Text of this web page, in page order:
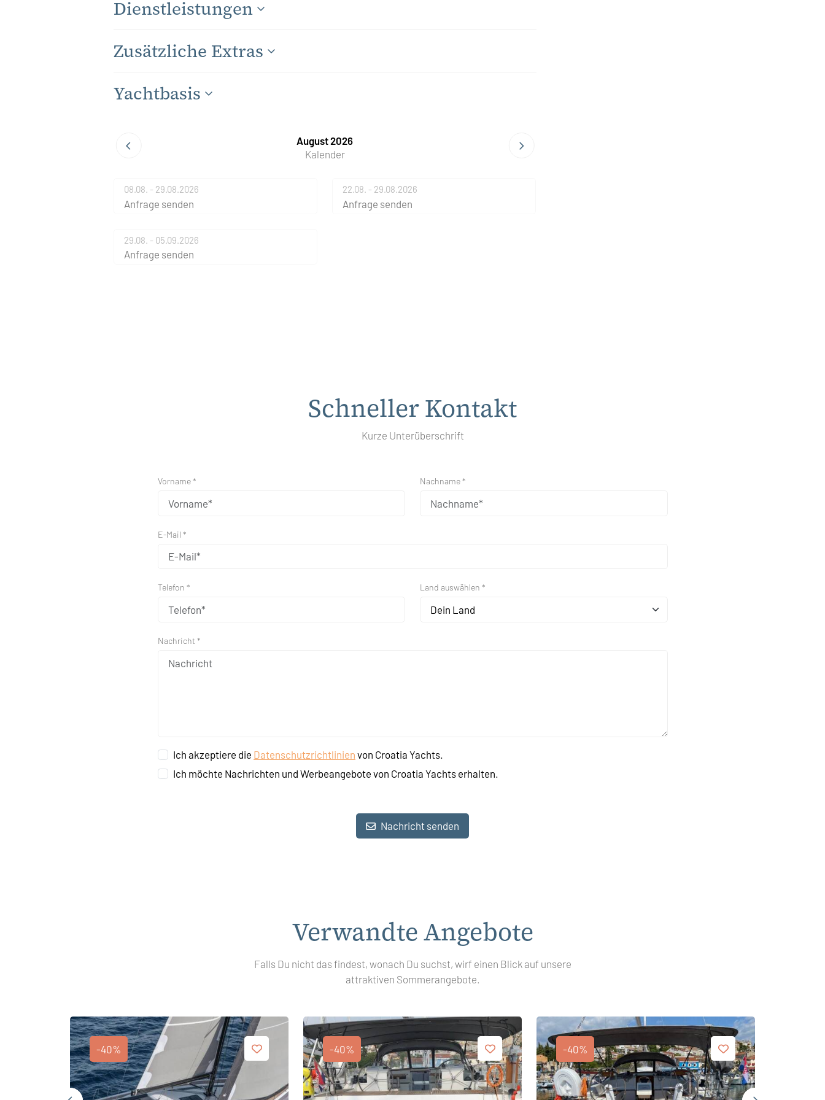
Dienstleistungen
Zusätzliche Extras
Yachtbasis
August 2026
Kalender
08.08. - 29.08.2026
Anfrage senden
22.08. - 29.08.2026
Anfrage senden
29.08. - 05.09.2026
Anfrage senden
Schneller Kontakt
Kurze Unterüberschrift
Vorname * Nachname *
E-Mail *
Telefon * Land auswählen *
Dein Land
Nachricht *
Ich akzeptiere die Datenschutzrichtlinien von Croatia Yachts.
Ich möchte Nachrichten und Werbeangebote von Croatia Yachts erhalten.
Nachricht senden
Verwandte Angebote
Falls Du nicht das findest, wonach Du suchst, wirf einen Blick auf unsere
attraktiven Sommerangebote.
-40% -40% -40%